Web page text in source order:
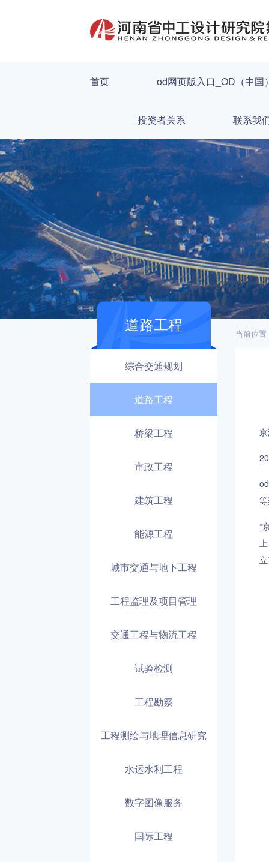
首页 od网页版入口_OD（中国
投资者关系 联系我
道路工程
综合交通规划
道路工程
桥梁工程
市政工程
建筑工程
能源工程
城市交通与地下工程
工程监理及项目管理
交通工程与物流工程
试验检测
工程勘察
工程测绘与地理信息研究
水运水利工程
数字图像服务
国际工程
当前位
“